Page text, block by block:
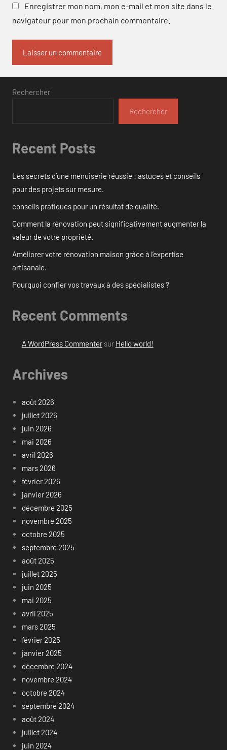
Enregistrer mon nom, mon e-mail et mon site dans le
navigateur pour mon prochain commentaire.
Rechercher
Rechercher
Recent Posts
Les secrets d’une menuiserie réussie : astuces et conseils
pour des projets sur mesure.
conseils pratiques pour un résultat de qualité.
Comment la rénovation peut significativement augmenter la
valeur de votre propriété.
Améliorer votre rénovation maison grâce à l’expertise
artisanale.
Pourquoi confier vos travaux à des spécialistes ?
Recent Comments
A WordPress Commentersur Hello world!
Archives
août 2026
juillet 2026
juin 2026
mai 2026
avril 2026
mars 2026
février 2026
janvier 2026
décembre 2025
novembre 2025
octobre 2025
septembre 2025
août 2025
juillet 2025
juin 2025
mai 2025
avril 2025
mars 2025
février 2025
janvier 2025
décembre 2024
novembre 2024
octobre 2024
septembre 2024
août 2024
juillet 2024
juin 2024